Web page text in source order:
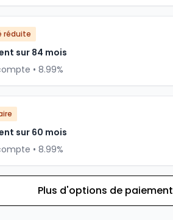
réduite
sur 84 mois
• 8.99%
sur 60 mois
• 8.99%
sur 72 moisPlus d'options de paiement